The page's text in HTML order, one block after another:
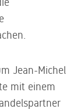
Jean-Michel
mit einem